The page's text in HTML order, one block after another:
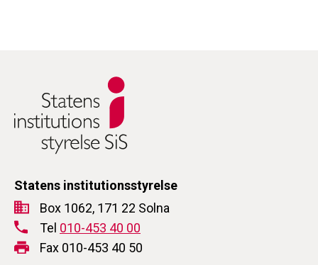
Statens institutionsstyrelse
Box 1062, 171 22 Solna
Tel 010-453 40 00
Fax 010-453 40 50